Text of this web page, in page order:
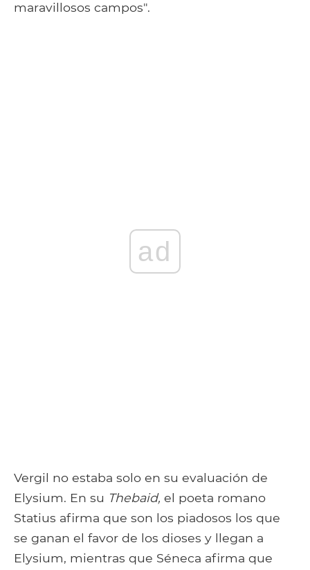
maravillosos campos".
ad
Vergil no estaba solo en su evaluación de
Elysium. En su Thebaid, el poeta romano
Statius afirma que son los piadosos los que
se ganan el favor de los dioses y llegan a
Elysium, mientras que Séneca afirma que